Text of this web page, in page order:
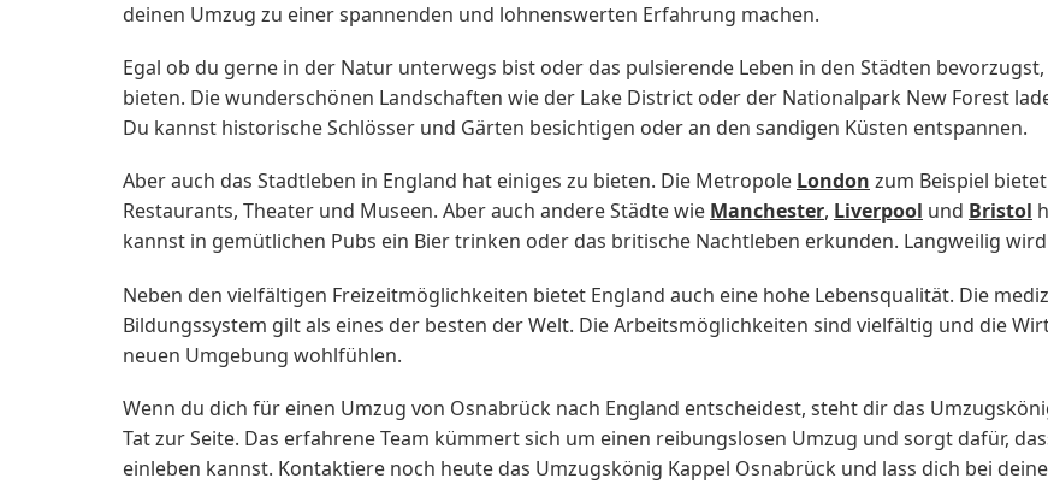
deinen Umzug zu einer spannenden und lohnenswerten Erfahrung machen.
Egal ob du gerne in der Natur unterwegs bist oder das pulsierende Leben in den Städten
bieten. Die wunderschönen Landschaften wie der Lake District oder der Nationalpark New Forest
Du kannst historische Schlösser und Gärten besichtigen oder an den sandigen Küsten entspannen.
Aber auch das Stadtleben in England hat einiges zu bieten. Die Metropole London zum Beispiel
Restaurants, Theater und Museen. Aber auch andere Städte wie Manchester, Liverpool und Bristol
kannst in gemütlichen Pubs ein Bier trinken oder das britische Nachtleben erkunden. Langweilig
Neben den vielfältigen Freizeitmöglichkeiten bietet England auch eine hohe Lebensqualität. Die
Bildungssystem gilt als eines der besten der Welt. Die Arbeitsmöglichkeiten sind vielfältig und die
neuen Umgebung wohlfühlen.
Wenn du dich für einen Umzug von Osnabrück nach England entscheidest, steht dir das
Tat zur Seite. Das erfahrene Team kümmert sich um einen reibungslosen Umzug und sorgt dafür,
einleben kannst. Kontaktiere noch heute das Umzugskönig Kappel Osnabrück und lass dich bei